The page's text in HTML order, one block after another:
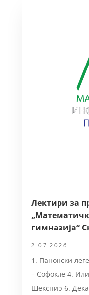
Лектири за
гимназија“
2.07.2026
1. Панонски
– Софокле 4.
Шекспир 6.